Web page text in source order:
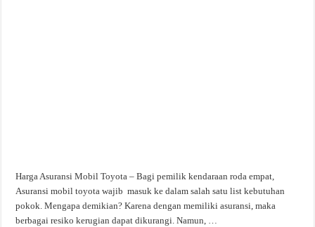
Harga Asuransi Mobil Toyota – Bagi pemilik kendaraan roda empat,
Asuransi mobil toyota wajib masuk ke dalam salah satu list kebutuhan
pokok. Mengapa demikian? Karena dengan memiliki asuransi, maka
berbagai resiko kerugian dapat dikurangi. Namun, …